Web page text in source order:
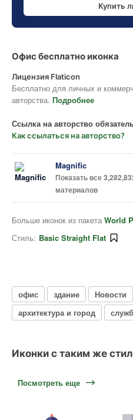
Купить
Офис бесплатно иконка
Лицензия Flaticon
Бесплатно для личных и
авторства. Подробнее
Ссылка на авторство
Как ссылаться на авторство?
Magnific
Показать все
материалов
Больше иконок из пакета World
Стиль: Basic Straight Flat
офис здание Новости
архитектура и город
Иконки с таким же
Посмотреть еще